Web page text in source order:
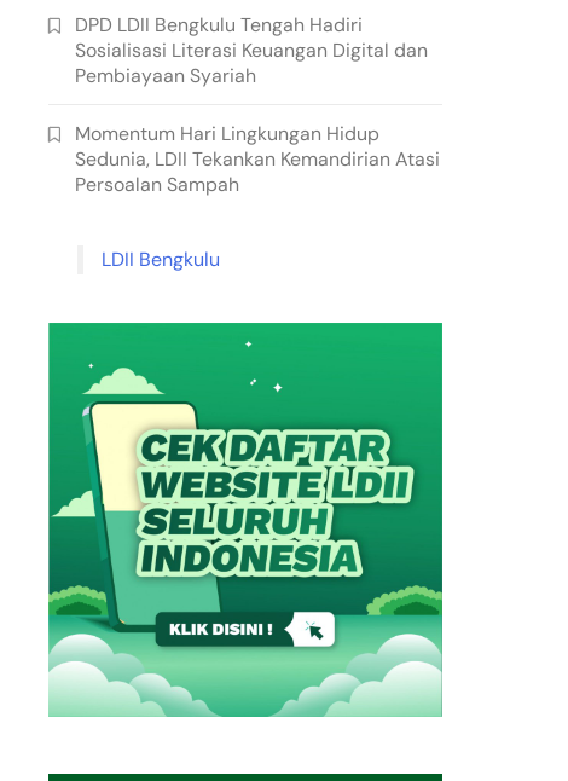
DPD LDII Bengkulu Tengah Hadiri
Sosialisasi Literasi Keuangan Digital dan
Pembiayaan Syariah
Momentum Hari Lingkungan Hidup
Sedunia, LDII Tekankan Kemandirian Atasi
Persoalan Sampah
LDII Bengkulu